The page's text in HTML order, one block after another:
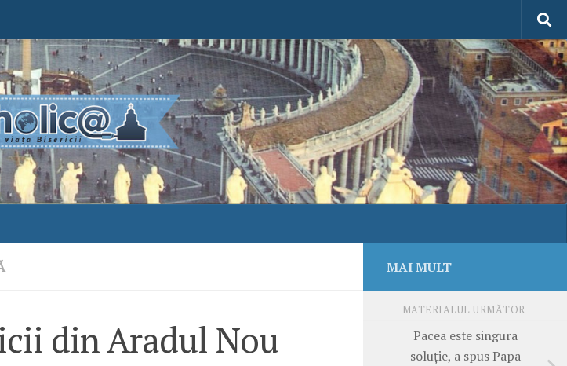
din Aradul Nou
MAI MULT
MATERIALUL URMĂTOR
Pacea este singura
soluţie, a spus Papa